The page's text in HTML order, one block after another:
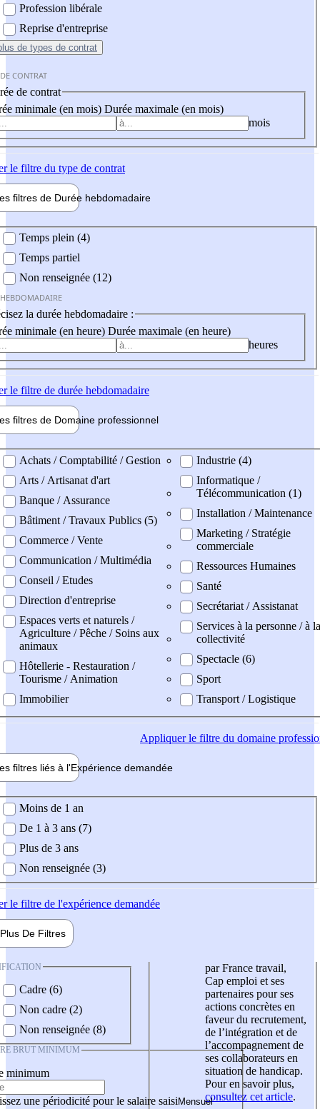
Profession libérale
Reprise d'entreprise
de types de contrat
CONTRAT
de contrat
minimale (en mois) Durée maximale (en mois)
mois
le filtre du type de contrat
filtres de Durée hebdomadaire
Temps plein (4)
Temps partiel
Non renseignée (12)
la durée hebdomadaire :
minimale (en heure) Durée maximale (en heure)
heures
le filtre de durée hebdomadaire
filtres de Domaine professionnel
professionel
Achats / Comptabilité / Gestion
Arts / Artisanat d'art
Banque / Assurance
Bâtiment / Travaux Publics (5)
Commerce / Vente
Communication / Multimédia
Conseil / Etudes
Direction d'entreprise
Espaces verts et naturels /
Agriculture / Pêche / Soins aux
animaux
Hôtellerie - Restauration /
Tourisme / Animation
Immobilier
Industrie (4)
Informatique /
Télécommunication (1)
Installation / Maintenance
Marketing / Stratégie
commerciale
Ressources Humaines
Santé
Secrétariat / Assistanat
Services à la personne / à la
collectivité
Spectacle (6)
Sport
Transport / Logistique
Appliquerle filtre du domaine
filtres liés à l'Expérience demandée
demandée
Moins de 1 an
De 1 à 3 ans (7)
Plus de 3 ans
Non renseignée (3)
le filtre de l'expérience demandée
Plus De Filtres
Cadre (6)
Non cadre (2)
Non renseignée (8)
BRUT MINIMUM
minimum
une périodicité pour le salaire saisi
par France travail,
Cap emploi et ses
partenaires pour ses
actions concrètes en
faveur du recrutement,
de l’intégration et de
l’accompagnement de
ses collaborateurs en
situation de handicap.
Pour en savoir plus,
consultez cet article.